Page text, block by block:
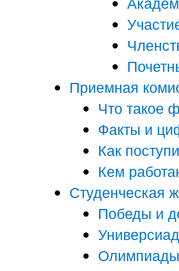
Приемная
Что такое
Факты и
Как
Кем
Студенческая
Победы и
Олимпиады